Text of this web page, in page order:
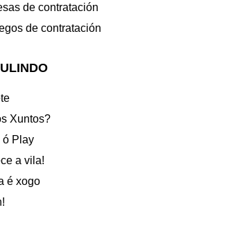
de contratación
de contratación
Xuntos?
ó Play
a vila!
é xogo